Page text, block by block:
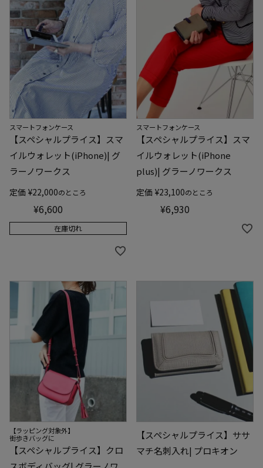
スマートフォンケース
【スペシャルプライス】スマ
イルウォレット(iPhone)| グ
ラーノワークス
定価 ¥22,000のところ
¥6,600
在庫切れ
スマートフォンケース
【スペシャルプライス】スマ
イルウォレット(iPhone
plus)| グラーノワークス
定価 ¥23,100のところ
¥6,930
【ラッピング対象外】
街歩きバッグに
【スペシャルプライス】クロ
【スペシャルプライス】ササ
マチ名刺入れ| プロキオン